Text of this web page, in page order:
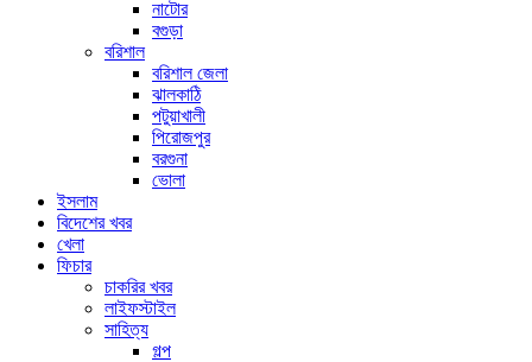
নাটোর
বগুড়া
বরিশাল
বরিশাল জেলা
ঝালকাঠি
পটুয়াখালী
পিরোজপুর
বরগুনা
ভোলা
ইসলাম
বিদেশের খবর
খেলা
ফিচার
চাকরির খবর
লাইফস্টাইল
সাহিত্য
গল্প